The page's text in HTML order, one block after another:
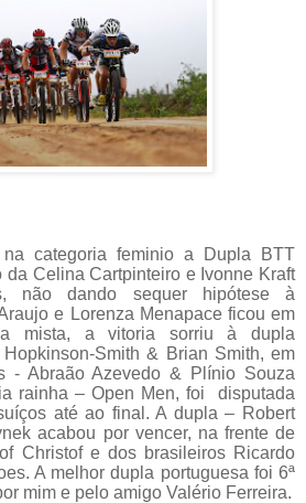
categoria feminio a Dupla BTT
da Celina Cartpinteiro e Ivonne Kraft
não dando sequer hipótese à
e Lorenza Menapace ficou em
mista, a vitoria sorriu à dupla
Smith & Brian Smith, em
- Abraão Azevedo & Plínio Souza
rainha – Open Men, foi disputada
até ao final. A dupla – Robert
acabou por vencer, na frente de
Christof e dos brasileiros Ricardo
A melhor dupla portuguesa foi 6ª
mim e pelo amigo Valério Ferreira.